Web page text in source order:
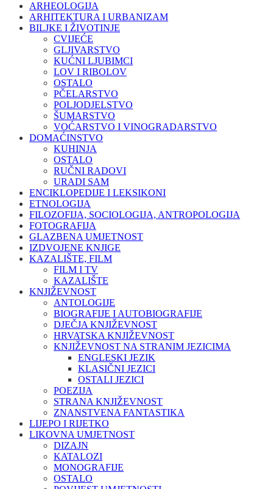
ARHEOLOGIJA
ARHITEKTURA I URBANIZAM
BILJKE I ŽIVOTINJE
CVIJEĆE
GLJIVARSTVO
KUĆNI LJUBIMCI
LOV I RIBOLOV
OSTALO
PČELARSTVO
POLJODJELSTVO
ŠUMARSTVO
VOĆARSTVO I VINOGRADARSTVO
DOMAĆINSTVO
KUHINJA
OSTALO
RUČNI RADOVI
URADI SAM
ENCIKLOPEDIJE I LEKSIKONI
ETNOLOGIJA
FILOZOFIJA, SOCIOLOGIJA, ANTROPOLOGIJA
FOTOGRAFIJA
GLAZBENA UMJETNOST
IZDVOJENE KNJIGE
KAZALIŠTE, FILM
FILM I TV
KAZALIŠTE
KNJIŽEVNOST
ANTOLOGIJE
BIOGRAFIJE I AUTOBIOGRAFIJE
DJEČJA KNJIŽEVNOST
HRVATSKA KNJIŽEVNOST
KNJIŽEVNOST NA STRANIM JEZICIMA
ENGLESKI JEZIK
KLASIČNI JEZICI
OSTALI JEZICI
POEZIJA
STRANA KNJIŽEVNOST
ZNANSTVENA FANTASTIKA
LIJEPO I RIJETKO
LIKOVNA UMJETNOST
DIZAJN
KATALOZI
MONOGRAFIJE
OSTALO